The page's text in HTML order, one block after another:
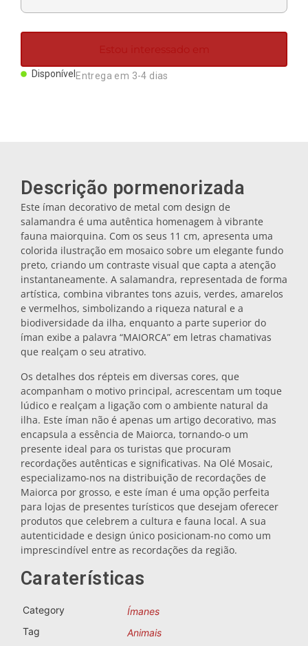
Porta-chaves
Bases de copos
Tampas
Galheteiros
Bases para tachos
Copos
Copos de shot
Lembranças por cidade
Lembranças de Portugal
Estou interessado em
Disponível Entrega em 3-4 dias
Descrição pormenorizada
Este íman decorativo de metal com design de
salamandra é uma autêntica homenagem à vibrante
fauna maiorquina. Com os seus 11 cm, apresenta uma
colorida ilustração em mosaico sobre um elegante fundo
preto, criando um contraste visual que capta a atenção
instantaneamente. A salamandra, representada de forma
artística, combina vibrantes tons azuis, verdes, amarelos
e vermelhos, simbolizando a riqueza natural e a
biodiversidade da ilha, enquanto a parte superior do
íman exibe a palavra “MAIORCA” em letras chamativas
que realçam o seu atrativo.
Os detalhes dos répteis em diversas cores, que
acompanham o motivo principal, acrescentam um toque
lúdico e realçam a ligação com o ambiente natural da
ilha. Este íman não é apenas um artigo decorativo, mas
encapsula a essência de Maiorca, tornando-o um
presente ideal para os turistas que procuram
recordações autênticas e significativas. Na Olé Mosaic,
especializamo-nos na distribuição de recordações de
Maiorca por grosso, e este íman é uma opção perfeita
para lojas de presentes turísticos que desejam oferecer
produtos que celebrem a cultura e fauna local. A sua
autenticidade e design único posicionam-no como um
imprescindível entre as recordações da região.
Caraterísticas
Category
Ímanes
Tag
Animais